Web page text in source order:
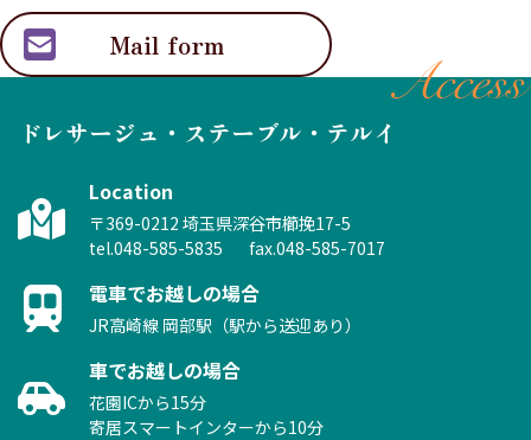
Mail form
Access
ドレサージュ・ステーブル・テルイ
Location
〒369-0212 埼玉県深谷市櫛挽17-5
tel.048-585-5835
fax.048-585-7017
電車でお越しの場合
JR高崎線 岡部駅（駅から送迎あり）
車でお越しの場合
花園ICから15分
寄居スマートインターから10分